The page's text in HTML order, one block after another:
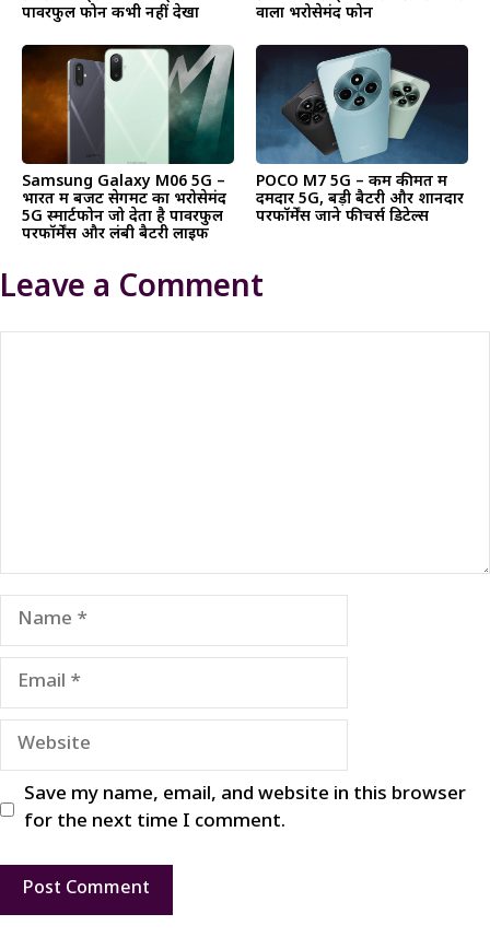
पावरफुल फोन कभी नहीं देखा
वाला भरोसेमंद फोन
Samsung Galaxy M06 5G –
भारत में बजट सेगमेंट का भरोसेमंद
5G स्मार्टफोन जो देता है पावरफुल
परफॉर्मेंस और लंबी बैटरी लाइफ
POCO M7 5G – कम कीमत में
दमदार 5G, बड़ी बैटरी और शानदार
परफॉर्मेंस जाने फीचर्स डिटेल्स
Leave a Comment
Name
Email
Website
Save my name, email, and website in this browser
for the next time I comment.